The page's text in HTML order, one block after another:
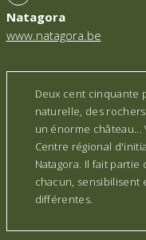
Natagora
www.natagora.be
Deux cent cinquante
naturelle, des
un énorme château...
Centre régional
Natagora. Il fait partie
chacun, sensibilisent
différentes.